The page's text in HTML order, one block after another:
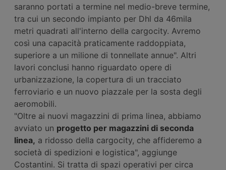
saranno portati a termine nel medio-breve termine,
tra cui un secondo impianto per Dhl da 46mila
metri quadrati all'interno della cargocity. Avremo
così una capacità praticamente raddoppiata,
superiore a un milione di tonnellate annue". Altri
lavori conclusi hanno riguardato opere di
urbanizzazione, la copertura di un tracciato
ferroviario e un nuovo piazzale per la sosta degli
aeromobili.
"Oltre ai nuovi magazzini di prima linea, abbiamo
avviato un progetto per magazzini di seconda
linea, a ridosso della cargocity, che affideremo a
società di spedizioni e logistica", aggiunge
Costantini. Si tratta di spazi operativi per circa